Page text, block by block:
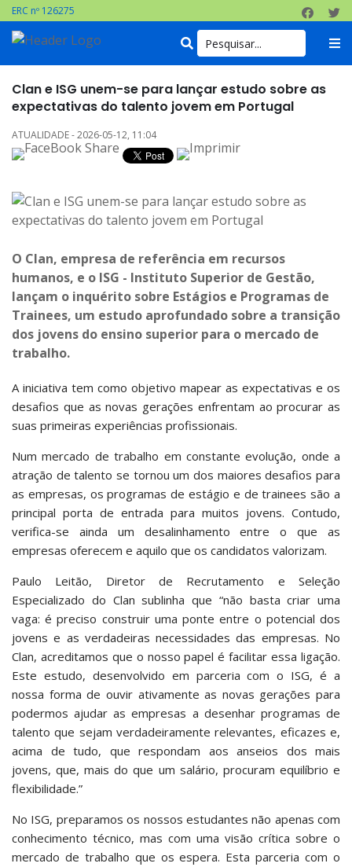
ERC nº 126275
Clan e ISG unem-se para lançar estudo sobre as
expectativas do talento jovem em Portugal
ATUALIDADE - 2026-05-12, 11:04
O Clan, empresa de referência em recursos
humanos, e o ISG - Instituto Superior de Gestão,
lançam o inquérito sobre Estágios e Programas de
Trainees, um estudo aprofundado sobre a transição
dos jovens do ensino superior para o mercado de
trabalho.
A iniciativa tem como objetivo mapear as expectativas e os
desafios que as novas gerações enfrentam ao procurar as
suas primeiras experiências profissionais.
Num mercado de trabalho em constante evolução, onde a
atração de talento se tornou um dos maiores desafios para
as empresas, os programas de estágio e de trainees são a
principal porta de entrada para muitos jovens. Contudo,
verifica-se ainda um desalinhamento entre o que as
empresas oferecem e aquilo que os candidatos valorizam.
Paulo Leitão, Diretor de Recrutamento e Seleção
Especializado do Clan sublinha que “não basta criar uma
vaga: é preciso construir uma ponte entre o potencial dos
jovens e as verdadeiras necessidades das empresas. No
Clan, acreditamos que o nosso papel é facilitar essa ligação.
Este estudo, desenvolvido em parceria com o ISG, é a
nossa forma de ouvir ativamente as novas gerações para
podermos ajudar as empresas a desenhar programas de
talento que sejam verdadeiramente relevantes, eficazes e,
acima de tudo, que respondam aos anseios dos mais
jovens, que, mais do que um salário, procuram equilíbrio e
flexibilidade.”
No ISG, preparamos os nossos estudantes não apenas com
conhecimento técnico, mas com uma visão crítica sobre o
mercado de trabalho que os espera. Esta parceria com o